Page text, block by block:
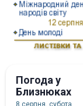
Погода у
Близнюках
8 серпня, субота